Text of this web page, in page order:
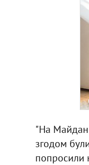
"На Майдан
згодом
попросили